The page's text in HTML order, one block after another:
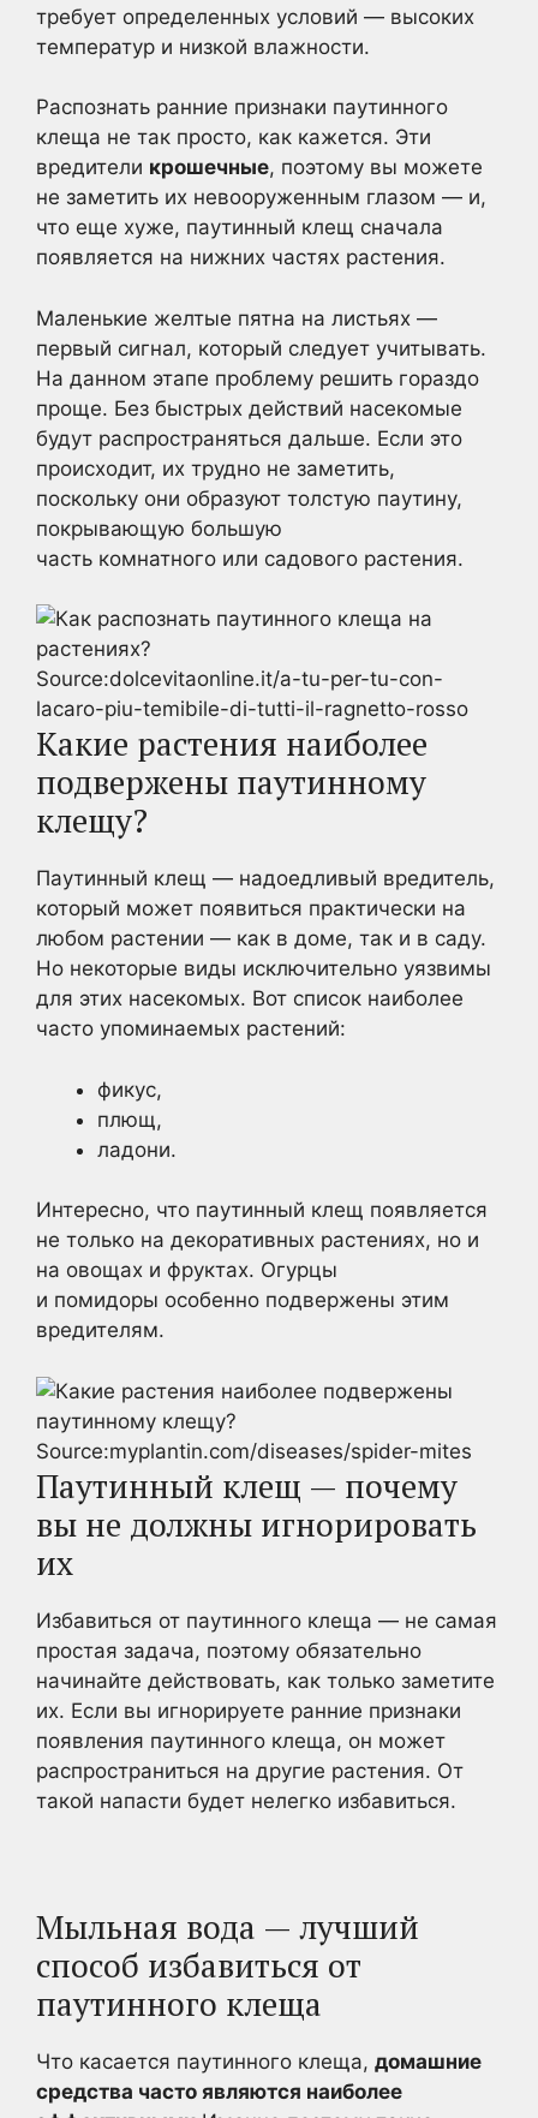
требует определенных условий — высоких
температур и низкой влажности.
Распознать ранние признаки паутинного
клеща не так просто, как кажется. Эти
вредители крошечные, поэтому вы можете
не заметить их невооруженным глазом — и,
что еще хуже, паутинный клещ сначала
появляется на нижних частях растения.
Маленькие желтые пятна на листьях —
первый сигнал, который следует учитывать.
На данном этапе проблему решить гораздо
проще. Без быстрых действий насекомые
будут распространяться дальше. Если это
происходит, их трудно не заметить,
поскольку они образуют толстую паутину,
покрывающую большую
часть комнатного или садового растения.
Source:dolcevitaonline.it/a-tu-per-tu-con-
lacaro-piu-temibile-di-tutti-il-ragnetto-rosso
Какие растения наиболее
подвержены паутинному
клещу?
Паутинный клещ — надоедливый вредитель,
который может появиться практически на
любом растении — как в доме, так и в саду.
Но некоторые виды исключительно уязвимы
для этих насекомых. Вот список наиболее
часто упоминаемых растений:
фикус,
плющ,
ладони.
Интересно, что паутинный клещ появляется
не только на декоративных растениях, но и
на овощах и фруктах. Огурцы
и помидоры особенно подвержены этим
вредителям.
Source:myplantin.com/diseases/spider-mites
Паутинный клещ — почему
вы не должны игнорировать
их
Избавиться от паутинного клеща — не самая
простая задача, поэтому обязательно
начинайте действовать, как только заметите
их. Если вы игнорируете ранние признаки
появления паутинного клеща, он может
распространиться на другие растения. От
такой напасти будет нелегко избавиться.
Мыльная вода — лучший
способ избавиться от
паутинного клеща
Что касается паутинного клеща, домашние
средства часто являются наиболее